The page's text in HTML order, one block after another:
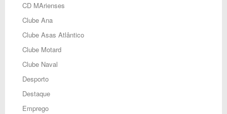
CD MArienses
Clube Ana
Clube Asas Atlântico
Clube Motard
Clube Naval
Desporto
Destaque
Emprego